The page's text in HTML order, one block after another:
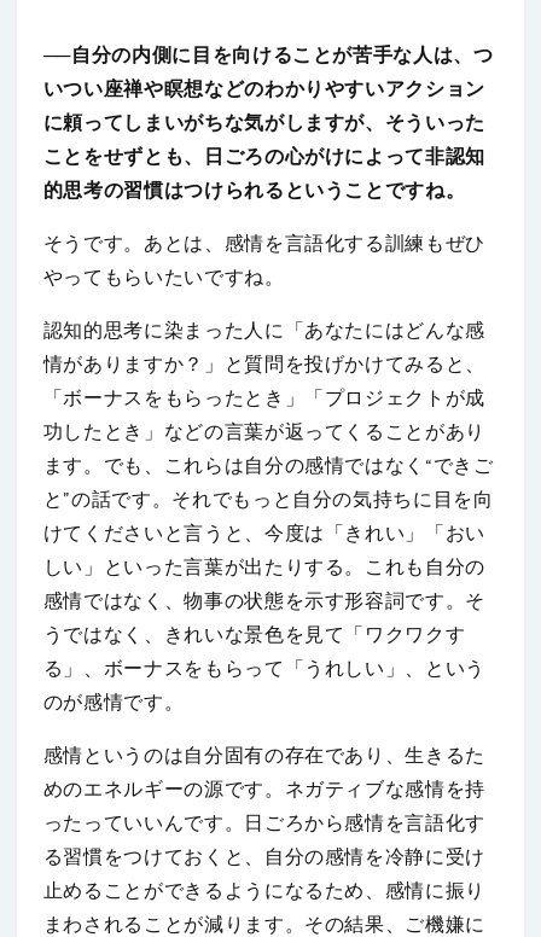
──自分の内側に目を向けることが苦手な人は、つ
いつい座禅や瞑想などのわかりやすいアクション
に頼ってしまいがちな気がしますが、そういった
ことをせずとも、日ごろの心がけによって非認知
的思考の習慣はつけられるということですね。
そうです。あとは、感情を言語化する訓練もぜひ
やってもらいたいですね。
認知的思考に染まった人に「あなたにはどんな感
情がありますか？」と質問を投げかけてみると、
「ボーナスをもらったとき」「プロジェクトが成
功したとき」などの言葉が返ってくることがあり
ます。でも、これらは自分の感情ではなく“できご
と”の話です。それでもっと自分の気持ちに目を向
けてくださいと言うと、今度は「きれい」「おい
しい」といった言葉が出たりする。これも自分の
感情ではなく、物事の状態を示す形容詞です。そ
うではなく、きれいな景色を見て「ワクワクす
る」、ボーナスをもらって「うれしい」、という
のが感情です。
感情というのは自分固有の存在であり、生きるた
めのエネルギーの源です。ネガティブな感情を持
ったっていいんです。日ごろから感情を言語化す
る習慣をつけておくと、自分の感情を冷静に受け
止めることができるようになるため、感情に振り
まわされることが減ります。その結果、ご機嫌に